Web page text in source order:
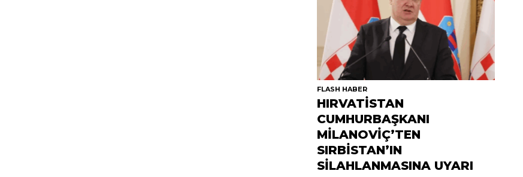
FLASH HABER
HIRVATİSTAN
CUMHURBAŞKANI
MİLANOVİÇ’TEN
SIRBİSTAN’IN
SİLAHLANMASINA UYARI